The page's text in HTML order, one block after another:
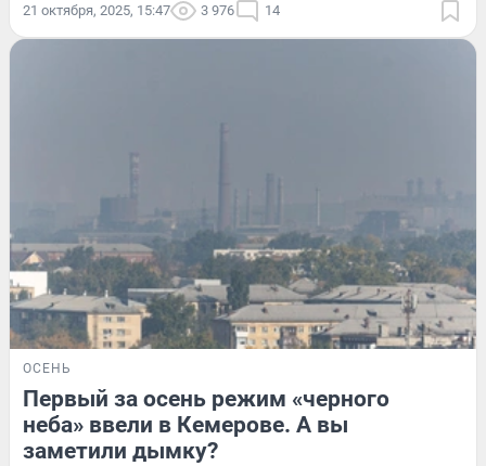
21 октября, 2025, 15:47 3 976 14
ОСЕНЬ
Первый за осень режим «черного
неба» ввели в Кемерове. А вы
заметили дымку?